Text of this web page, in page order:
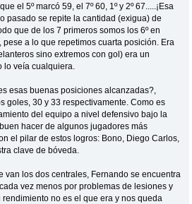
el 5º marcó 59, el 7º 60, 1º y 2º 67.....¡Esa
pasado se repite la cantidad (exigua) de
que de los 7 primeros somos los 6º en
a lo que repetimos cuarta posición. Era
sino extremos con gol) era un
veía cualquiera.
esas buenas posiciones alcanzadas?,
goles, 30 y 33 respectivamente. Como es
del equipo a nivel defensivo bajo la
hacer de algunos jugadores más
el pilar de estos logros: Bono, Diego Carlos,
clave de bóveda.
van los dos centrales, Fernando se encuentra
vez menos por problemas de lesiones y
no es el que era y nos queda